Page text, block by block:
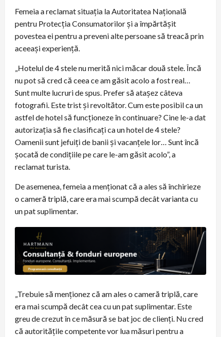
Femeia a reclamat situația la Autoritatea Națională
pentru Protecția Consumatorilor și a împărtășit
povestea ei pentru a preveni alte persoane să treacă prin
aceeași experiență.
„Hotelul de 4 stele nu merită nici măcar două stele. Încă
nu pot să cred că ceea ce am găsit acolo a fost real…
Sunt multe lucruri de spus. Prefer să atașez câteva
fotografii. Este trist și revoltător. Cum este posibil ca un
astfel de hotel să funcționeze în continuare? Cine le-a dat
autorizația să fie clasificați ca un hotel de 4 stele?
Oamenii sunt jefuiți de banii și vacanțele lor… Sunt încă
șocată de condițiile pe care le-am găsit acolo”, a
reclamat turista.
De asemenea, femeia a menționat că a ales să închirieze
o cameră triplă, care era mai scumpă decât varianta cu
un pat suplimentar.
„Trebuie să menționez că am ales o cameră triplă, care
era mai scumpă decât cea cu un pat suplimentar. Este
greu de crezut în ce măsură se bat joc de clienți. Nu cred
că autoritățile competente vor lua măsuri pentru a